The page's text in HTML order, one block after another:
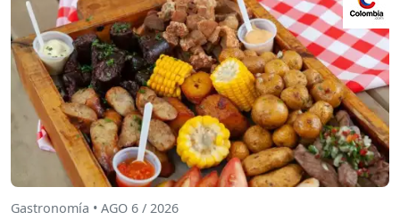
Gastronomía • AGO 6 / 2026